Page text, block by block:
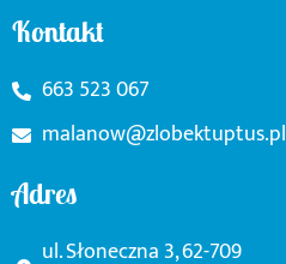
Kontakt
663 523 067
malanow@zlobektuptus.pl
Adres
ul. Słoneczna 3, 62-709